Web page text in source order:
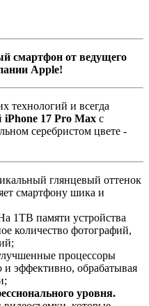
смартфон от ведущего
Apple!
технологий и всегда
iPhone 17 Pro Max с
серебристом цвете -
глянцевый оттенок
смартфону шика и
1TB памяти устройства
количество фотографий,
процессоры
и эффективно, обрабатывая
уровня.